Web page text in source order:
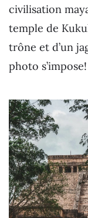
civilisation
temple de
trône et d’un
photo s’impose!